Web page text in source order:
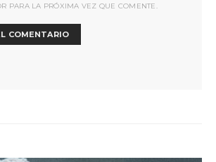
PARA LA PRÓXIMA VEZ QUE COMENTE.